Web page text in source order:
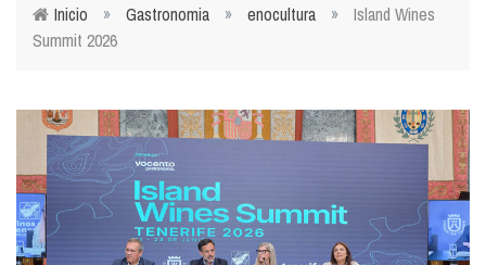
Usted está aquí
Inicio » Gastronomia » enocultura »
Island Wines
Summit 2026